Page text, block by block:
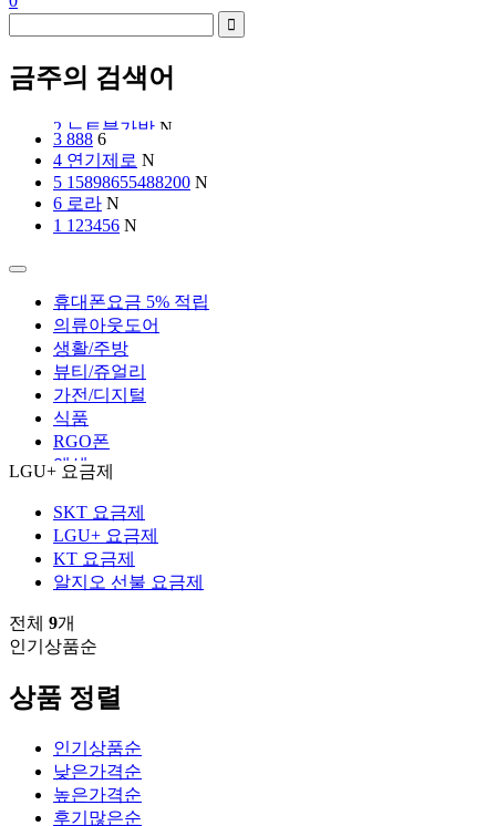
금주의 검색어
3 888 6
4연기제로
515898655488200
6로라 N
1123456
2노트북가방
휴대폰요금 5% 적립
의류아웃도어
생활/주방
뷰티/쥬얼리
가전/디지털
식품
RGO폰
엑셀
LGU+ 요금제
SKT 요금제
LGU+ 요금제
KT 요금제
알지오 선불 요금제
전체 9개
인기상품순
상품 정렬
인기상품순
낮은가격순
높은가격순
후기많은순